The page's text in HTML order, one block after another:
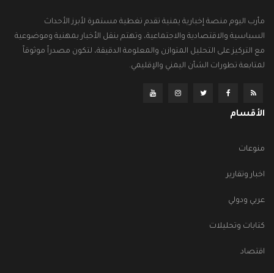
مأرب اليوم منصة إخبارية يمنية تقدم تغطية مستمرة لأبرز الأحداث
السياسية والاقتصادية والاجتماعية، وتهتم بنقل الأخبار بمهنية وموضوعية
مع التركيز على التحليل المتوازن والمعلومة الدقيقة، لتكون مصدراً موثوقاً
لمتابعة تطورات الشأن اليمني والإقليمي.
الأقسام
منوعات
اخبار وتقارير
عربي ودولي
كتابات وتحليلات
اقتصاد